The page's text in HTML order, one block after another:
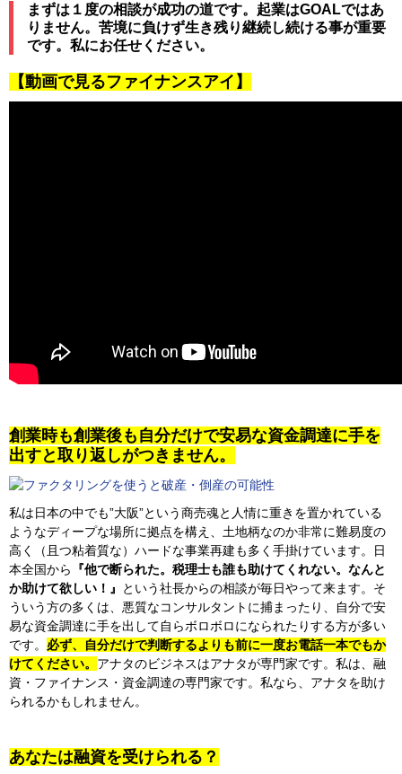
まずは１度の相談が成功の道です。起業はGOALではあ
りません。苦境に負けず生き残り継続し続ける事が重要
です。私にお任せください。
【動画で見るファイナンスアイ】
創業時も創業後も自分だけで安易な資金調達に手を
出すと取り返しがつきません。
私は日本の中でも”大阪”という商売魂と人情に重きを置かれている
ようなディープな場所に拠点を構え、土地柄なのか非常に難易度の
高く（且つ粘着質な）ハードな事業再建も多く手掛けています。日
本全国から
『他で断られた。税理士も誰も助けてくれない。なんと
か助けて欲しい！』
という社長からの相談が毎日やって来ます。そ
ういう方の多くは、悪質なコンサルタントに捕まったり、自分で安
易な資金調達に手を出して自らボロボロになられたりする方が多い
です。 必ず、自分だけで判断するよりも前に一度お電話一本でもか
けてください。 アナタのビジネスはアナタが専門家です。私は、融
資・ファイナンス・資金調達の専門家です。私なら、アナタを助け
られるかもしれません。
あなたは融資を受けられる？